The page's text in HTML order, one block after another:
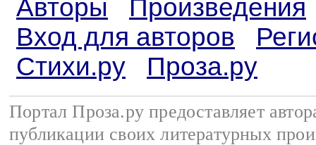
Авторы
Произведения
Вход для авторов
Стихи.ру
Проза.ру
Портал Проза.ру предоставляет
публикации своих литературных